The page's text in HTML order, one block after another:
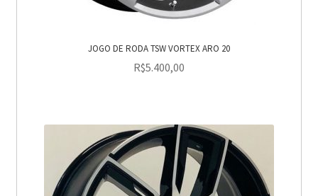
JOGO DE RODA TSW VORTEX ARO 20
R$5.400,00